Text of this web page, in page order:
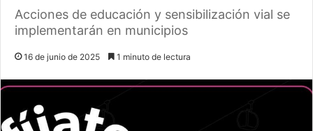
Acciones de educación y sensibilización vial se
implementarán en municipios
16 de junio de 2025 1 minuto de lectura